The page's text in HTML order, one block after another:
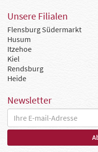
Unsere Filialen
Flensburg Südermarkt
Husum
Itzehoe
Kiel
Rendsburg
Heide
Newsletter